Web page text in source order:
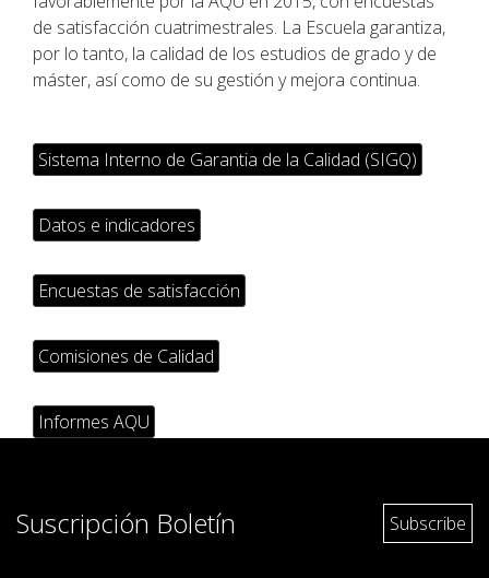
de satisfacción cuatrimestrales. La Escuela garantiza,
por lo tanto, la calidad de los estudios de grado y de
máster, así como de su gestión y mejora continua.
Sistema Interno de Garantia de la Calidad (SIGQ)
Datos e indicadores
Encuestas de satisfacción
Comisiones de Calidad
Informes AQU
Suscripción Boletín